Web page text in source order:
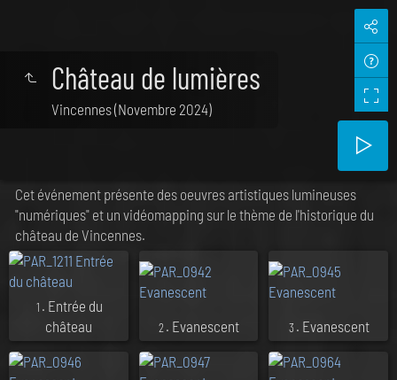
Château de lumières
Vincennes (Novembre 2024)
Cet événement présente des oeuvres artistiques lumineuses
"numériques" et un vidéomapping sur le thème de l'historique du
château de Vincennes.
1 . Entrée du
château
2 . Evanescent 3 . Evanescent